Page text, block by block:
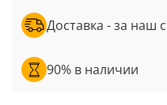
Доставка - за наш
90% в наличии